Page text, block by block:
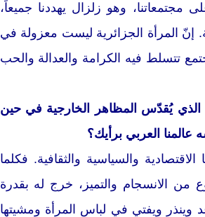
مجتمعاتنا، وهو زلزال يهددنا جميعاً،
إنّ المرأة الجزائرية ليست معزولة في
تتسلط فيه الكرامة والعدالة والحب
الذي يُقدّس المظاهر الخارجية في حين
العربي برأيك؟
والسياسية والثقافية. فكلما
من الانسجام والتميز، خرج له بقدرة
ويفتي في لباس المرأة ومشيتها